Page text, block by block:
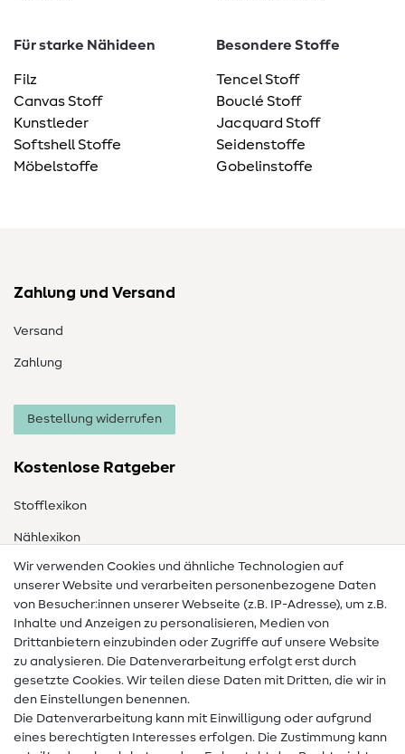
Für starke Nähideen
Filz
Canvas Stoff
Kunstleder
Softshell Stoffe
Möbelstoffe
Besondere Stoffe
Tencel Stoff
Bouclé Stoff
Jacquard Stoff
Seidenstoffe
Gobelinstoffe
Zahlung und Versand
Versand
Zahlung
Bestellung widerrufen
Kostenlose Ratgeber
Stofflexikon
Nählexikon
Nähanleitungen
Hilfe & Kontakt
Kontakt
Infos zum Betreiberwechsel
FAQ
Widerrufsrecht
Wir verwenden Cookies und ähnliche Technologien auf
unserer Website und verarbeiten personenbezogene Daten
von Besucher:innen unserer Webseite (z.B. IP-Adresse), um z.B.
Inhalte und Anzeigen zu personalisieren, Medien von
Drittanbietern einzubinden oder Zugriffe auf unsere Website
zu analysieren. Die Datenverarbeitung erfolgt erst durch
gesetzte Cookies. Wir teilen diese Daten mit Dritten, die wir in
den Einstellungen benennen.
Die Datenverarbeitung kann mit Einwilligung oder aufgrund
eines berechtigten Interesses erfolgen. Die Zustimmung kann